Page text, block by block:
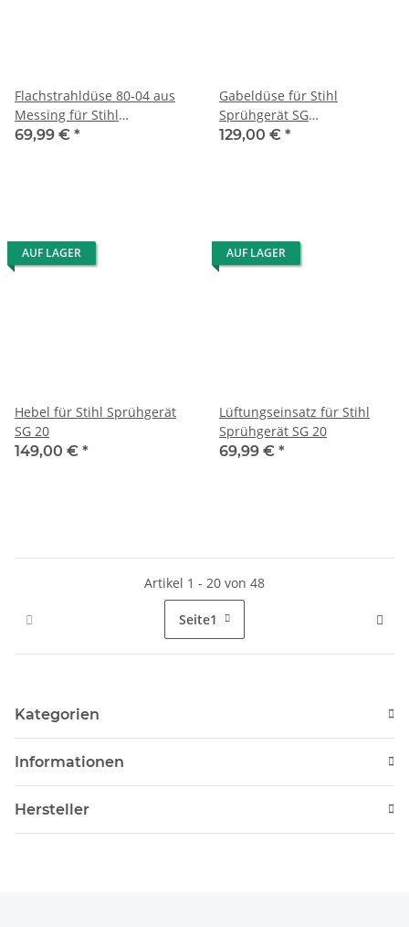
Flachstrahldüse 80-04 aus
Messing für Stihl
Sprühgerät SG 20/SG 31/SG
69,99 € *
Gabeldüse für Stihl
Sprühgerät SG
51/31/21/20/71
129,00 € *
AUF LAGER
Hebel für Stihl Sprühgerät
SG 20
149,00 € *
AUF LAGER
Lüftungseinsatz für Stihl
Sprühgerät SG 20
69,99 € *
Artikel 1 - 20 von 48
Seite1
Kategorien
Informationen
Hersteller